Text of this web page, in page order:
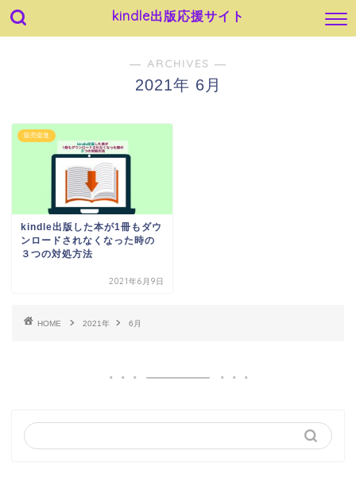
kindle出版応援サイト
― ARCHIVES ―
2021年 6月
販売促進
kindle出版した本が1冊もダウ
ンロードされなくなった時の
３つの対処方法
2021年6月9日
HOME 2021年 6月